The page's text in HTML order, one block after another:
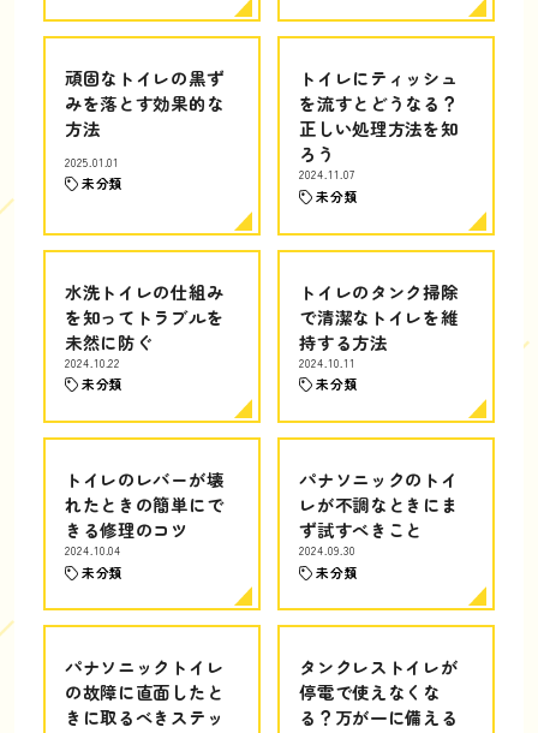
頑固なトイレの黒ず
みを落とす効果的な
方法
2025.01.01
未分類
トイレにティッシュ
を流すとどうなる？
正しい処理方法を知
ろう
2024.11.07
未分類
水洗トイレの仕組み
を知ってトラブルを
未然に防ぐ
2024.10.22
未分類
トイレのタンク掃除
で清潔なトイレを維
持する方法
2024.10.11
未分類
トイレのレバーが壊
れたときの簡単にで
きる修理のコツ
2024.10.04
未分類
パナソニックのトイ
レが不調なときにま
ず試すべきこと
2024.09.30
未分類
パナソニックトイレ
の故障に直面したと
きに取るべきステッ
タンクレストイレが
停電で使えなくな
る？万が一に備える